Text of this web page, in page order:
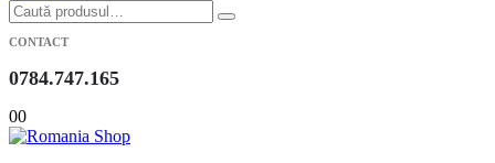
CONTACT
0784.747.165
00